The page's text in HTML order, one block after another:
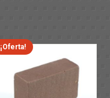
¡Oferta!